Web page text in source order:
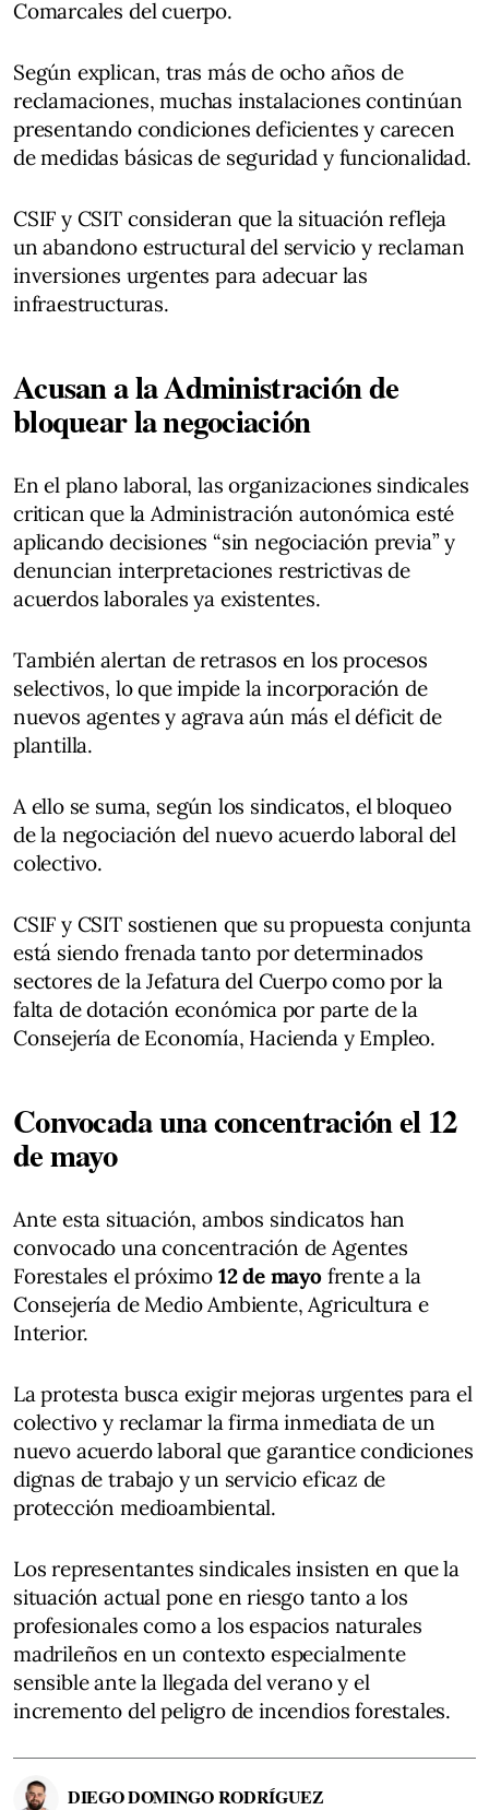
Comarcales del cuerpo.
Según explican, tras más de ocho años de
reclamaciones, muchas instalaciones continúan
presentando condiciones deficientes y carecen
de medidas básicas de seguridad y funcionalidad.
CSIF y CSIT consideran que la situación refleja
un abandono estructural del servicio y reclaman
inversiones urgentes para adecuar las
infraestructuras.
Acusan a la Administración de
bloquear la negociación
En el plano laboral, las organizaciones sindicales
critican que la Administración autonómica esté
aplicando decisiones “sin negociación previa” y
denuncian interpretaciones restrictivas de
acuerdos laborales ya existentes.
También alertan de retrasos en los procesos
selectivos, lo que impide la incorporación de
nuevos agentes y agrava aún más el déficit de
plantilla.
A ello se suma, según los sindicatos, el bloqueo
de la negociación del nuevo acuerdo laboral del
colectivo.
CSIF y CSIT sostienen que su propuesta conjunta
está siendo frenada tanto por determinados
sectores de la Jefatura del Cuerpo como por la
falta de dotación económica por parte de la
Consejería de Economía, Hacienda y Empleo.
Convocada una concentración el 12
de mayo
Ante esta situación, ambos sindicatos han
convocado una concentración de Agentes
Forestales el próximo 12 de mayofrente a la
Consejería de Medio Ambiente, Agricultura e
Interior.
La protesta busca exigir mejoras urgentes para el
colectivo y reclamar la firma inmediata de un
nuevo acuerdo laboral que garantice condiciones
dignas de trabajo y un servicio eficaz de
protección medioambiental.
Los representantes sindicales insisten en que la
situación actual pone en riesgo tanto a los
profesionales como a los espacios naturales
madrileños en un contexto especialmente
sensible ante la llegada del verano y el
incremento del peligro de incendios forestales.
DIEGO DOMINGO RODRÍGUEZ